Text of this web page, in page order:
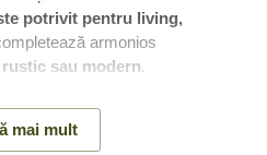
potrivit pentru living,
armonios
sau modern.
de forța, permanența și
mai mult